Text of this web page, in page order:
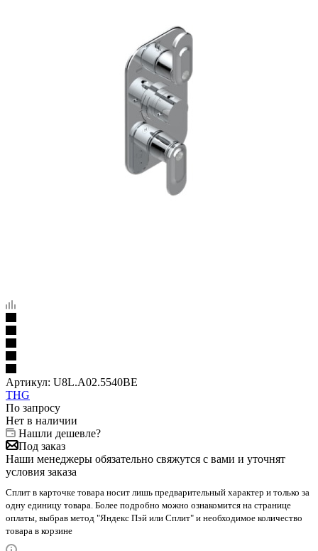
Артикул: U8L.A02.5540BE
THG
По запросу
Нет в наличии
Нашли дешевле?
Под заказ
Наши менеджеры обязательно свяжутся с вами и уточнят
условия заказа
Сплит в карточке товара носит лишь предварительный характер и только за
одну единицу товара. Более подробно можно ознакомится на странице
оплаты, выбрав метод "Яндекс Пэй или Сплит" и необходимое количество
товара в корзине